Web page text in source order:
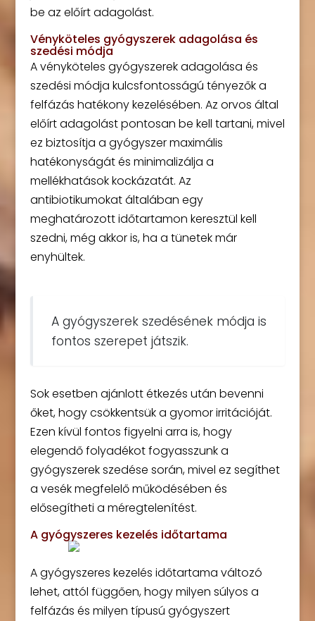
be az előírt adagolást.
Vényköteles gyógyszerek adagolása és
szedési módja
A vényköteles gyógyszerek adagolása és
szedési módja kulcsfontosságú tényezők a
felfázás hatékony kezelésében. Az orvos által
előírt adagolást pontosan be kell tartani, mivel
ez biztosítja a gyógyszer maximális
hatékonyságát és minimalizálja a
mellékhatások kockázatát. Az
antibiotikumokat általában egy
meghatározott időtartamon keresztül kell
szedni, még akkor is, ha a tünetek már
enyhültek.
A gyógyszerek szedésének módja is
fontos szerepet játszik.
Sok esetben ajánlott étkezés után bevenni
őket, hogy csökkentsük a gyomor irritációját.
Ezen kívül fontos figyelni arra is, hogy
elegendő folyadékot fogyasszunk a
gyógyszerek szedése során, mivel ez segíthet
a vesék megfelelő működésében és
elősegítheti a méregtelenítést.
A gyógyszeres kezelés időtartama
A gyógyszeres kezelés időtartama változó
lehet, attól függően, hogy milyen súlyos a
felfázás és milyen típusú gyógyszert